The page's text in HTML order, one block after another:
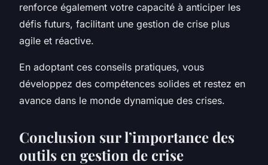
renforce également votre capacité à anticiper les
défis futurs, facilitant une gestion de crise plus
agile et réactive.
En adoptant ces conseils pratiques, vous
développez des compétences solides et restez en
avance dans le monde dynamique des crises.
Conclusion sur l’importance des
outils en gestion de crise